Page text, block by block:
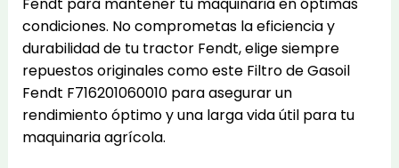
Fendt para mantener tu maquinaria en óptimas
condiciones. No comprometas la eficiencia y
durabilidad de tu tractor Fendt, elige siempre
repuestos originales como este Filtro de Gasoil
Fendt F716201060010 para asegurar un
rendimiento óptimo y una larga vida útil para tu
maquinaria agrícola.